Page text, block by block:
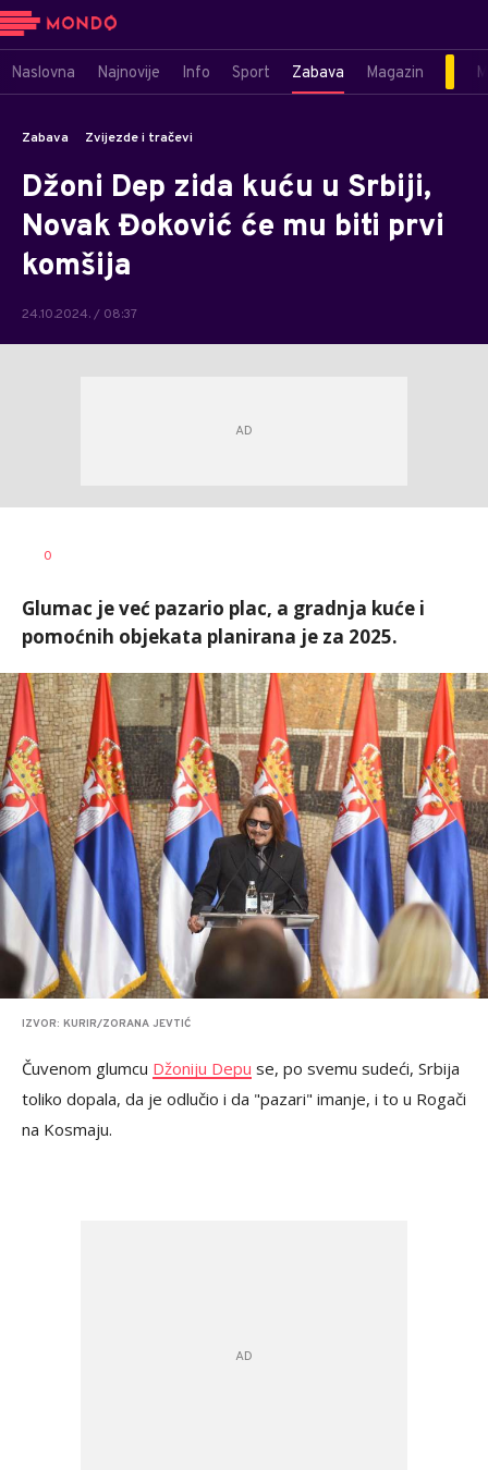
Naslovna Najnovije Info Sport Zabava Magazin
Zabava Zvijezde i tračevi
Džoni Dep zida kuću u Srbiji,
Novak Đoković će mu biti prvi
komšija
24.10.2024. / 08:37
AUTOR
0
Glumac je već pazario plac, a gradnja kuće i
pomoćnih objekata planirana je za 2025.
IZVOR: KURIR/ZORANA JEVTIĆ
Čuvenom glumcu Džoniju Depu se, po svemu sudeći, Srbija
toliko dopala, da je odlučio i da "pazari" imanje, i to u Rogači
na Kosmaju.